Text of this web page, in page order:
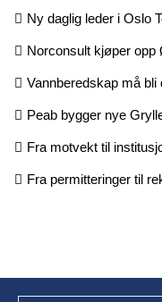
Ny daglig leder i Oslo
Norconsult kjøper
Vannberedskap må
Peab bygger nye
Fra motvekt til
Fra permitteringer til